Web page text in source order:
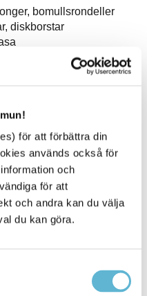
för att förbättra din
används också för
och
för att
och andra kan du välja
du kan göra.
bomullsrondeller
diskborstar
9–15,